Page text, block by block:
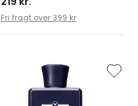
Fri fragt over 399 kr